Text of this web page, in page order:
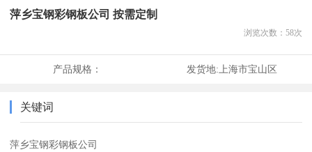
萍乡宝钢彩钢板公司 按需定制
浏览次数： 58次
产品规格： 发货地: 上海市宝山区
关键词
萍乡宝钢彩钢板公司